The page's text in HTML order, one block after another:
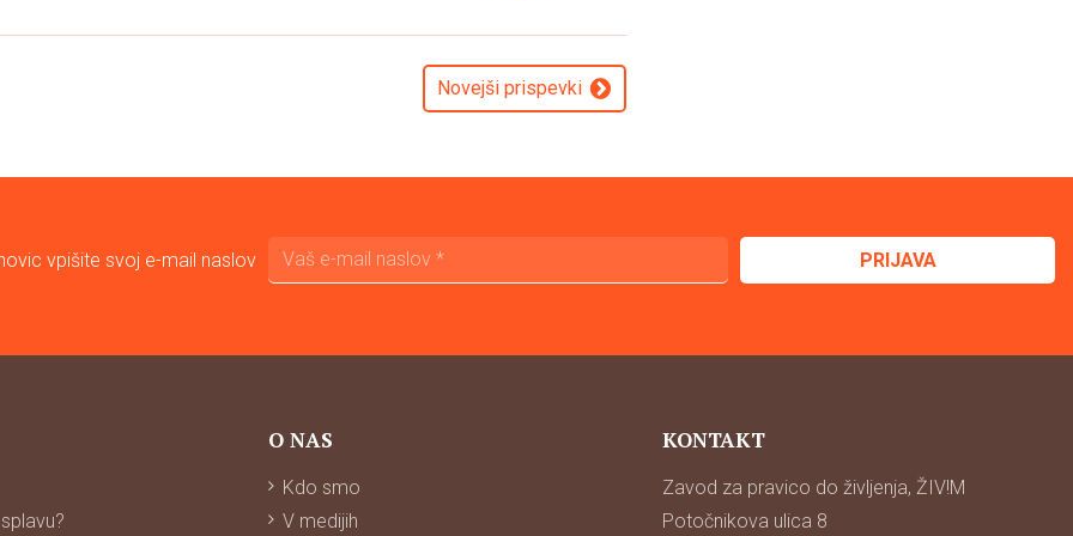
Novejši prispevki
vpišite svoj e-mail naslov
O NAS
Kdo smo
V medijih
KONTAKT
Zavod za pravico do življenja, ŽIV!M
Potočnikova ulica 8